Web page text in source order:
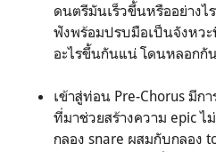
ดนตรีมันเร็วขึ้นหรืออย่าง
ฟังพร้อมปรบมือเป็นจังหว
อะไรขึ้นกันแน่ โดนหลอกกั
เข้าสู่ท่อน Pre-Chorus มีก
ที่มาช่วยสร้างความ epic ไ
กลอง snare ผสมกับกลอง